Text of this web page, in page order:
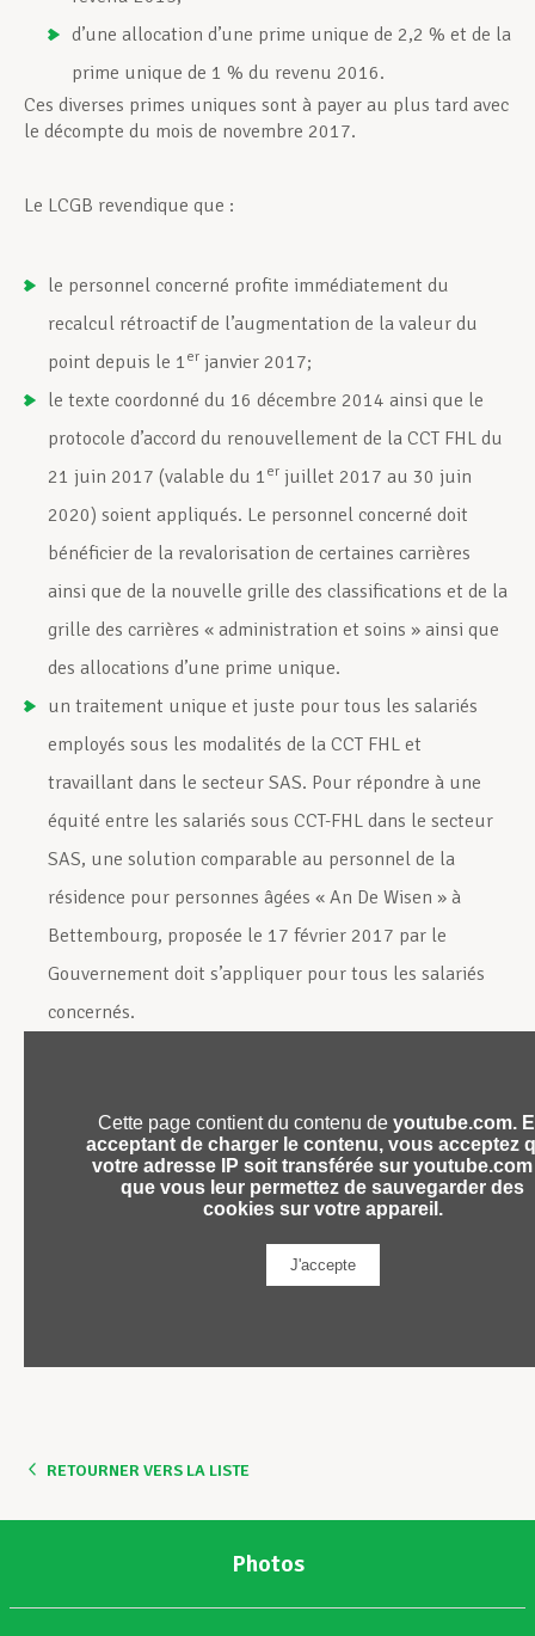
d’une allocation d’une prime unique de 2,2 % et de la
prime unique de 1 % du revenu 2016.
Ces diverses primes uniques sont à payer au plus tard avec
le décompte du mois de novembre 2017.
Le LCGB revendique que :
le personnel concerné profite immédiatement du
recalcul rétroactif de l’augmentation de la valeur du
point depuis le 1 er janvier 2017;
le texte coordonné du 16 décembre 2014 ainsi que le
protocole d’accord du renouvellement de la CCT FHL du
21 juin 2017 (valable du 1 er juillet 2017 au 30 juin
2020) soient appliqués. Le personnel concerné doit
bénéficier de la revalorisation de certaines carrières
ainsi que de la nouvelle grille des classifications et de la
grille des carrières « administration et soins » ainsi que
des allocations d’une prime unique.
un traitement unique et juste pour tous les salariés
employés sous les modalités de la CCT FHL et
travaillant dans le secteur SAS. Pour répondre à une
équité entre les salariés sous CCT-FHL dans le secteur
SAS, une solution comparable au personnel de la
résidence pour personnes âgées « An De Wisen » à
Bettembourg, proposée le 17 février 2017 par le
Gouvernement doit s’appliquer pour tous les salariés
concernés.
RETOURNER VERS LA LISTE
Photos